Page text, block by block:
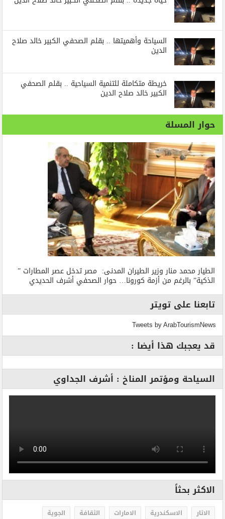
السياحة وأهميتها .. بقلم الصحفي الكبير خالد صلاح
الدين
خريطة متكاملة للتنمية السياحية .. بقلم الصحفي
الكبير خالد صلاح الدين
حوار المسلة
الطيار محمد منار وزير الطيران المدنى: مصر تدخل عصر المطارات ”
الذكية” بالرغم من أزمة كورونا… حوار الصحفي أشرف الحديدي
تابعنا على تويتر
Tweets by ArabTourismNews
قد يعجبك هذا أيضا :
السياحة ومؤتمر المناخ : أشرف الجداوي
الاكثر بحثاً
الاثار الاسكندرية الامارات الثقافة
الجوية